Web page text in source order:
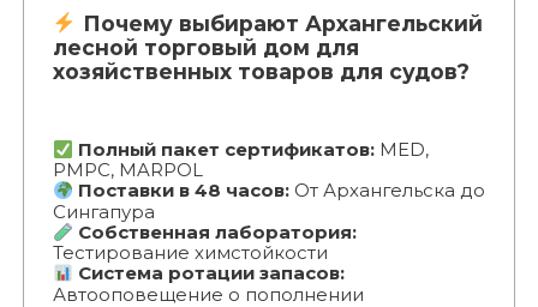
Почему выбирают Архангельский
лесной торговый дом для
хозяйственных товаров для судов?
Полный пакет сертификатов:MED,
РМРС, MARPOL
Поставки в 48 часов:От Архангельска до
Сингапура
Собственная лаборатория:
Тестирование химстойкости
Система ротации запасов:
Автооповещение о пополнении